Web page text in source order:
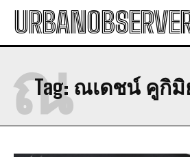
Tag: ณเดชน์ คูกิมิ
ณ